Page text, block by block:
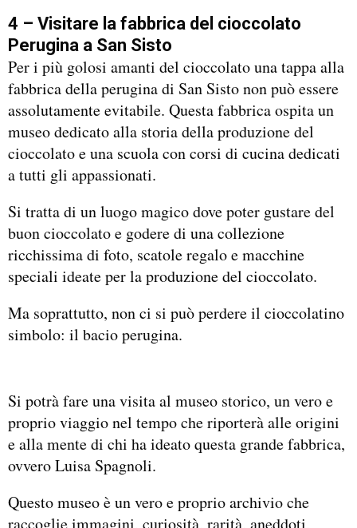
4 – Visitare la fabbrica del cioccolato
Perugina a San Sisto
Per i più golosi amanti del cioccolato una tappa alla
fabbrica della perugina di San Sisto non può essere
assolutamente evitabile. Questa fabbrica ospita un
museo dedicato alla storia della produzione del
cioccolato e una scuola con corsi di cucina dedicati
a tutti gli appassionati.
Si tratta di un luogo magico dove poter gustare del
buon cioccolato e godere di una collezione
ricchissima di foto, scatole regalo e macchine
speciali ideate per la produzione del cioccolato.
Ma soprattutto, non ci si può perdere il cioccolatino
simbolo: il bacio perugina.
Si potrà fare una visita al museo storico, un vero e
proprio viaggio nel tempo che riporterà alle origini
e alla mente di chi ha ideato questa grande fabbrica,
ovvero Luisa Spagnoli.
Questo museo è un vero e proprio archivio che
raccoglie immagini, curiosità, rarità, aneddoti,